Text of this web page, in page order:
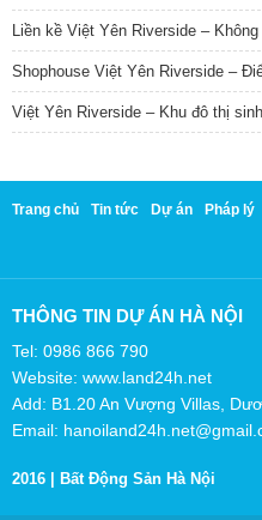
Liền kề Việt Yên Riverside –
Shophouse Việt Yên Riverside –
Việt Yên Riverside – Khu đô thị
Trang chủ Tin tức Dự án Pháp lý
THÔNG TIN DỰ ÁN HÀ NỘI
Tel: 0986 866 790
Website: www.land24h.net
Add: B1.20 An Vượng Villas,
Email:
2016 | Bất Động Sản Hà Nội